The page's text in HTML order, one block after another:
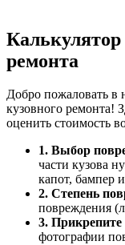
Калькулятор
ремонта
Добро пожаловать в
кузовного ремонта!
оценить стоимость
1. Выбор
части кузова
капот, бампер
2. Степень
повреждения
3. Прикрепите
фотографии